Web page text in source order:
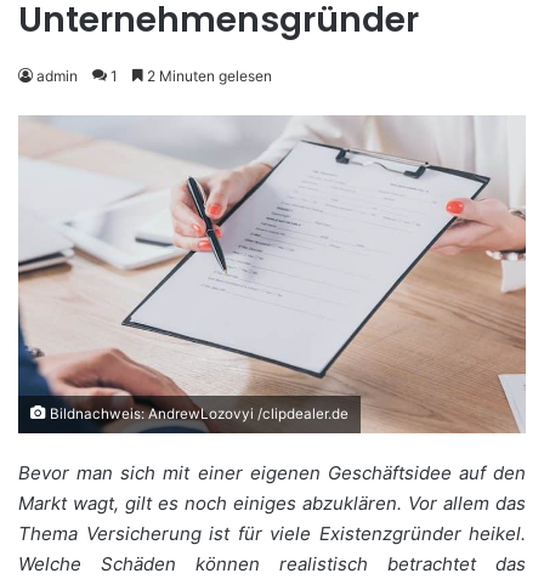
Unternehmensgründer
admin 1 2 Minuten gelesen
Bildnachweis: AndrewLozovyi /clipdealer.de
Bevor man sich mit einer eigenen Geschäftsidee auf den
Markt wagt, gilt es noch einiges abzuklären. Vor allem das
Thema Versicherung ist für viele Existenzgründer heikel.
Welche Schäden können realistisch betrachtet das